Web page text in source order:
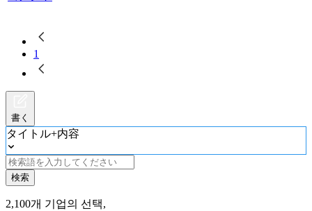
1
書く
タイトル+内容
検索
2,100개 기업의 선택,